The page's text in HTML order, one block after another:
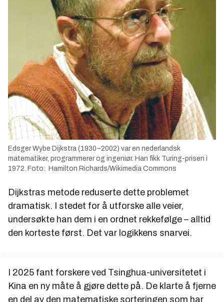
Edsger Wybe Dijkstra (1930–2002) var en nederlandsk
matematiker, programmerer og ingeniør. Han fikk Turing-prisen i
1972. Foto: Hamilton Richards/Wikimedia Commons
Dijkstras metode reduserte dette problemet
dramatisk. I stedet for å utforske alle veier,
undersøkte han dem i en ordnet rekkefølge – alltid
den korteste først. Det var logikkens snarvei.
I 2025 fant forskere ved Tsinghua-universitetet i
Kina en ny måte å gjøre dette på. De klarte å fjerne
en del av den matematiske sorteringen som har